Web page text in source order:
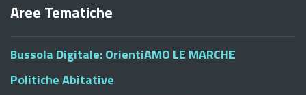
Aree Tematiche
Bussola Digitale: OrientiAMO LE MARCHE
Politiche Abitative